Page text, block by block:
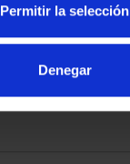
Permitir la selección
Denegar